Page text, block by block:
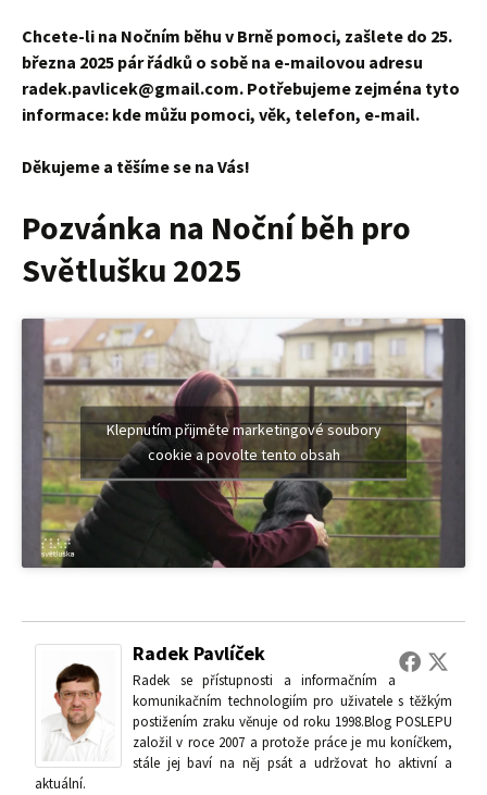
Chcete-li na Nočním běhu v Brně pomoci, zašlete do 25.
března 2025 pár řádků o sobě na e-mailovou adresu
radek.pavlicek@gmail.com. Potřebujeme zejména tyto
informace: kde můžu pomoci, věk, telefon, e-mail.
Děkujeme a těšíme se na Vás!
Pozvánka na Noční běh pro
Světlušku 2025
Klepnutím přijměte marketingové soubory
cookie a povolte tento obsah
Radek Pavlíček
Radek se přístupnosti a informačním a
komunikačním technologiím pro uživatele s těžkým
postižením zraku věnuje od roku 1998.Blog POSLEPU
založil v roce 2007 a protože práce je mu koníčkem,
stále jej baví na něj psát a udržovat ho aktivní a
aktuální.